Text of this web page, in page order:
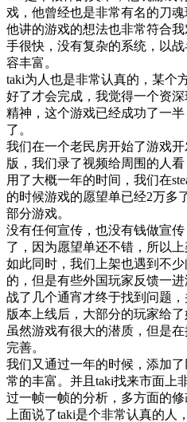
戏，他曾经也是非常有名的刀魂
他讲的游戏的想法也非常符合
手很快，没有复杂的系统，以
容丰富。
taki为人也是非常认真的，某个
好了才会完成，我觉得一个资
精神，这个游戏已经成功了一
了。
我们在一个老民房开始了游戏
版，我们录了视频给周围的人看
用了大概一年的时间，我们在
的时候游戏的愿望单已经2万多
部分游戏。
没有任何宣传，也没有钱做宣
了，因为愿望单还不错，所以上
如此同时，我们上架也遇到不
的，但是有些外国玩家反馈一
战了几个通宵才终于找到问题，
版本上线后，大部分的玩家给
虽然游戏有很大的潜质，但是
完善。
我们又通过一年的时候，添加
常的丰富。并且taki找来市面上
过一帧一帧的分析，多方面的修
上面说了taki是个非常认真的人